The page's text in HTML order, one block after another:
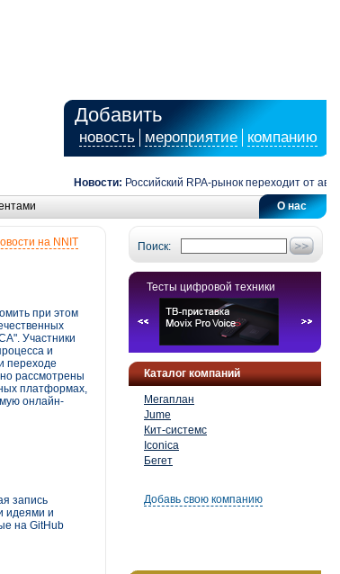
Добавить
новость мероприятие компанию
Новости: Российский RPA-рынок переходит от
О нас
Поиск:
Тесты цифровой техники
Каталог компаний
Мегаплан
Jume
Кит-системс
Iconica
Бегет
Добавь свою компанию
на NNIT
при этом
Участники
и
переходе
рассмотрены
платформах,
онлайн-
запись
идеями и
на GitHub